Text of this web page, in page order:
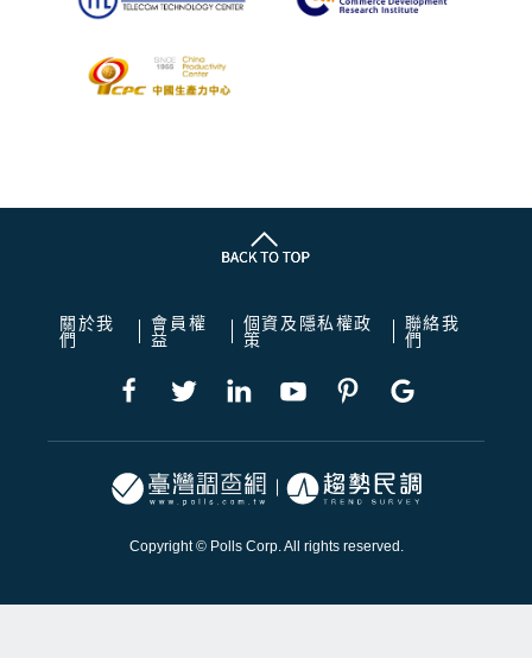
關於我
們
會員權
益
個資及隱私權政
策
聯絡我
們
Copyright © Polls Corp. All rights reserved.